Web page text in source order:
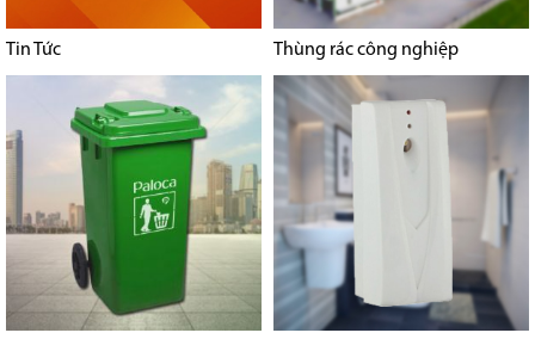
Tin Tức Thùng rác công nghiệp